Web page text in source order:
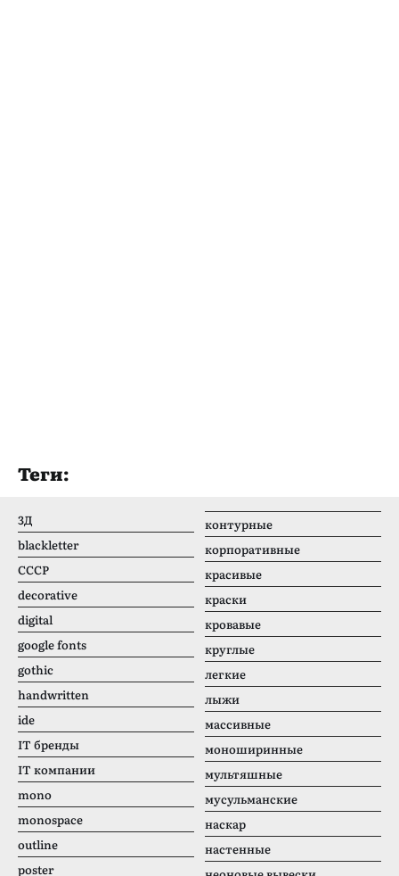
Теги:
3Д
blackletter
CCCР
decorative
digital
google fonts
gothic
handwritten
ide
IT бренды
IT компании
mono
monospace
outline
poster
контурные
корпоративные
красивые
краски
кровавые
круглые
легкие
лыжи
массивные
моноширинные
мультяшные
мусульманские
наскар
настенные